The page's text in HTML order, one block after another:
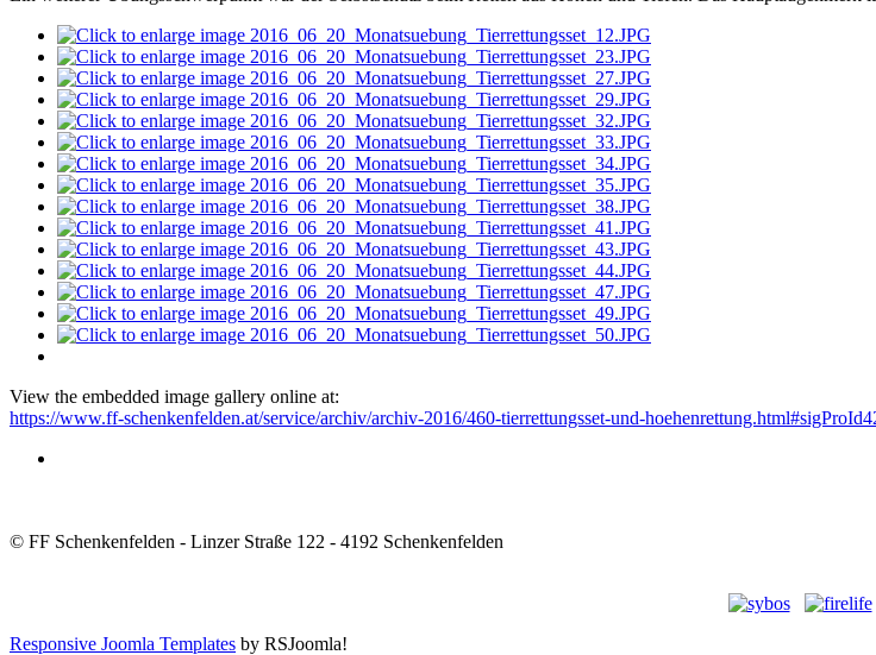
View the embedded image gallery online at:
https://www.ff-schenkenfelden.at/service/archiv/archiv-2016/460-tierrettungsset-und-
© FF Schenkenfelden - Linzer Straße 122 - 4192 Schenkenfelden
Responsive Joomla Templates by RSJoomla!